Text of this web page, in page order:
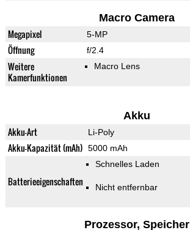
Macro Camera
Megapixel 5-MP
Öffnung f/2.4
Weitere
Kamerfunktionen
Macro Lens
Akku
Akku-Art Li-Poly
Akku-Kapazität (mAh) 5000 mAh
Batterieeigenschaften
Schnelles Laden
Nicht entfernbar
Prozessor, Speicher